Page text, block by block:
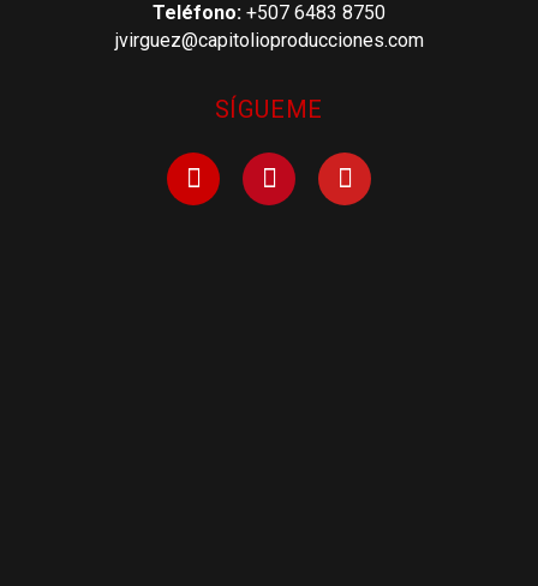
Teléfono: +507 6483 8750
jvirguez@capitolioproducciones.com
SÍGUEME